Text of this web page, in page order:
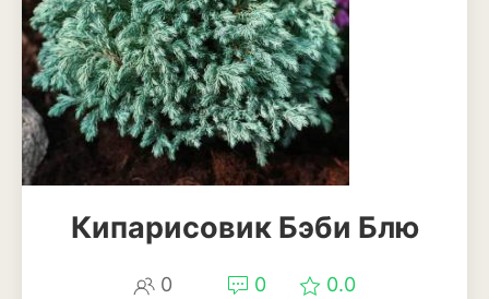
Шелковица
Яблоня
Пряные и лекарственные
растения
Базилик
Душица
Кинза или кориандр
Кипарисовик Бэби Блю
0 0 0.0